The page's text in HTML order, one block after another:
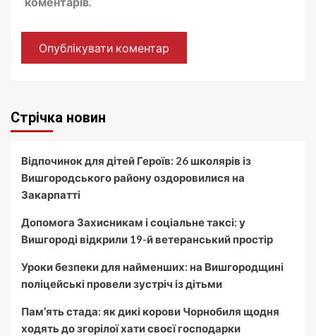
Стрічка новин
Відпочинок для дітей Героїв: 26 школярів із
Вишгородського району оздоровилися на
Закарпатті
Допомога Захисникам і соціальне таксі: у
Вишгороді відкрили 19-й ветеранський простір
Уроки безпеки для найменших: на Вишгородщині
поліцейські провели зустріч із дітьми
Пам’ять стада: як дикі корови Чорнобиля щодня
ходять до згорілої хати своєї господарки